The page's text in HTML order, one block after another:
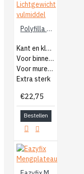
Polyfilla Pro F220 Lichtgewicht vulmiddel
Kant en klaar vulmiddel
Voor binnen en buiten
Voor muren en plafonds
Extra sterk
€22,75
Bestellen